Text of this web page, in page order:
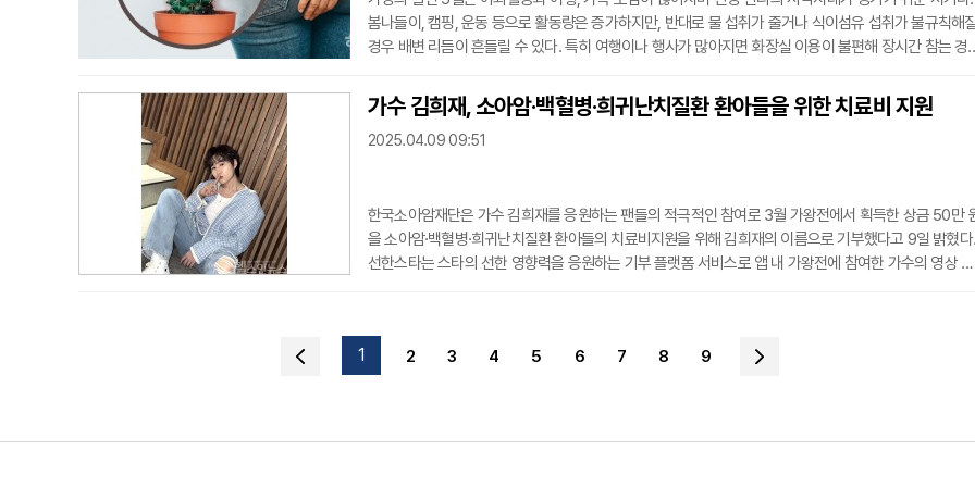
봄나들이, 캠핑, 운동 등으로 활동량은 증가하지만, 반대로 물 섭취가 줄거나 식이섬유 섭취가 불규칙해질
경우 배변 리듬이 흔들릴 수 있다. 특히 여행이나 행사가 많아지면 화장실 이용이 불편해 장시간 참는 경
듬이 바뀌고 장시간 앉거나 장거리 이동이 잦아지는 초여름 전환기인 5월에도 주의가 필요한 질환이다.이
승엽 가톨릭대학교 의정부성모병원 대장항문외과 교수는 “초여름에도 치질 증상이 자주 발생하거나 악화
될 수
가수 김희재, 소아암·백혈병·희귀난치질환 환아들을 위한 치료비 지원
2025.04.09 09:51
한국소아암재단은 가수 김희재를 응원하는 팬들의 적극적인 참여로 3월 가왕전에서 획득한 상금 50만
을 소아암·백혈병·희귀난치질환 환아들의 치료비지원을 위해 김희재의 이름으로 기부했다고 9일 밝혔다.
선한스타는 스타의 선한 영향력을 응원하는 기부 플랫폼 서비스로 앱 내 가왕전에 참여한 가수의 영상 및
서 단독 콘서트 'HEERE WE GO'를 총 2회 개최하며 관객들과 만났다. 이번 부산 콘서트는 지난 1월 고양
에서 포문을 연
1 2 3 4 5 6 7 8 9